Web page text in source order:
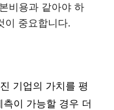
비용과 같아야 하
이 중요합니다.
기업의 가치를 평
이 가능할 경우 더